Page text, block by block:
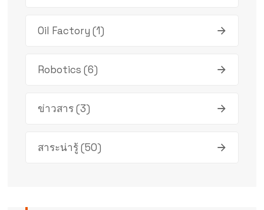
Oil Factory (1)
Robotics (6)
ข่าวสาร(3)
สาระน่ารู้(50)